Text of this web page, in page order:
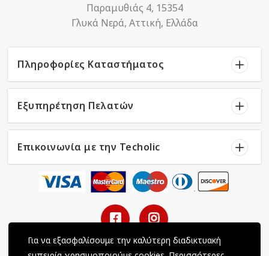
Παραμυθιάς 4, 15354
Γλυκά Νερά, Αττική, Ελλάδα
Πληροφορίες Καταστήματος
Εξυπηρέτηση Πελατών
Επικοινωνία με την Techolic
Για να εξασφαλίσουμε την καλύτερη διαδικτυακή